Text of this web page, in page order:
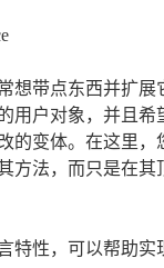
想带点东西并扩展
用户对象，并且希
的变体。在这里，
方法，而只是在其
特性，可以帮助实